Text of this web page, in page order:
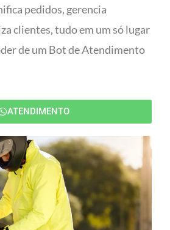
pedidos, gerencia
clientes, tudo em um só lugar
de um Bot de Atendimento
ATENDIMENTO